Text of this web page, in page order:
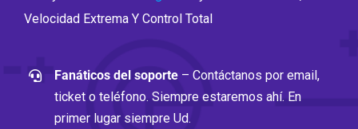
Velocidad Extrema Y Control Total
Fanáticos del soporte – Contáctanos por email,
ticket o teléfono. Siempre estaremos ahí. En
primer lugar siempre Ud.